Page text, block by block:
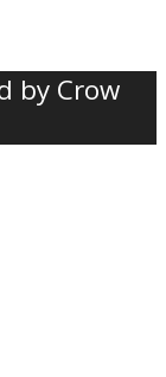
by Crow